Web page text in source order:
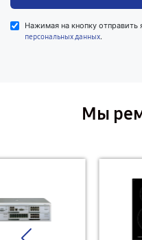
Нажимая на кнопку отправить
персональных данных.
Мы